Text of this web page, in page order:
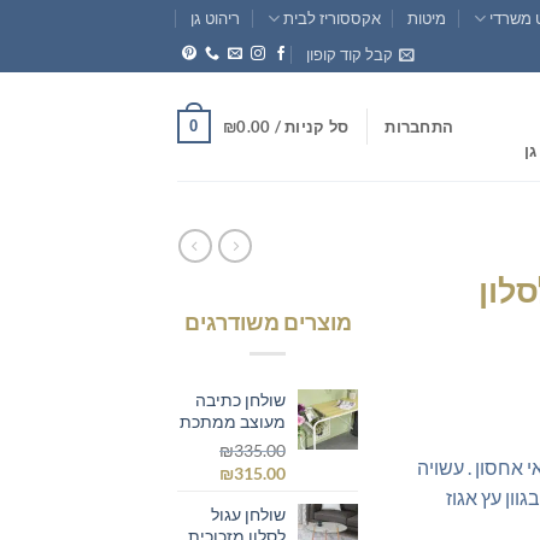
משרדי מיטות אקססוריז לבית
ריהוט גן
קבל קוד קופון
התחברות סל קניות / ₪0.00
0
אחסון . עשויה
עץ אגוז
מוצרים משודרגים
שולחן כתיבה
מעוצב ממתכת
₪335.00
המחיר
היה:
₪315.00
הוא:שולחן עגול